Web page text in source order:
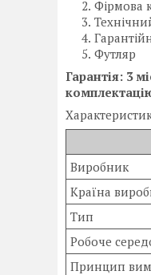
Фірмова
Футляр
Гарантія: 3
Виробник
Країна
Тип
Робоче
Принцип